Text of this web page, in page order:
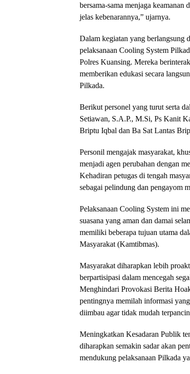
bersama-sama menjaga
jelas kebenarannya,” ujarnya.
Dalam kegiatan yang
pelaksanaan Cooling System
Polres Kuansing. Mereka
memberikan edukasi secara
Pilkada.
Berikut personel yang turut serta
Setiawan, S.A.P., M.Si, Ps Kanit
Briptu Iqbal dan Ba Sat Lantas
Personil mengajak masyarakat,
menjadi agen perubahan dengan
Kehadiran petugas di tengah
sebagai pelindung dan pengayom
Pelaksanaan Cooling System ini
suasana yang aman dan damai
memiliki beberapa tujuan utama
Masyarakat (Kamtibmas).
Masyarakat diharapkan lebih
berpartisipasi dalam mencegah
Menghindari Provokasi Berita
pentingnya memilah informasi
diimbau agar tidak mudah
Meningkatkan Kesadaran Publik
diharapkan semakin sadar akan
mendukung pelaksanaan Pilkada